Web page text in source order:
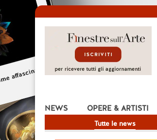
NEWS
Tutte le news
OPERE & ARTISTI